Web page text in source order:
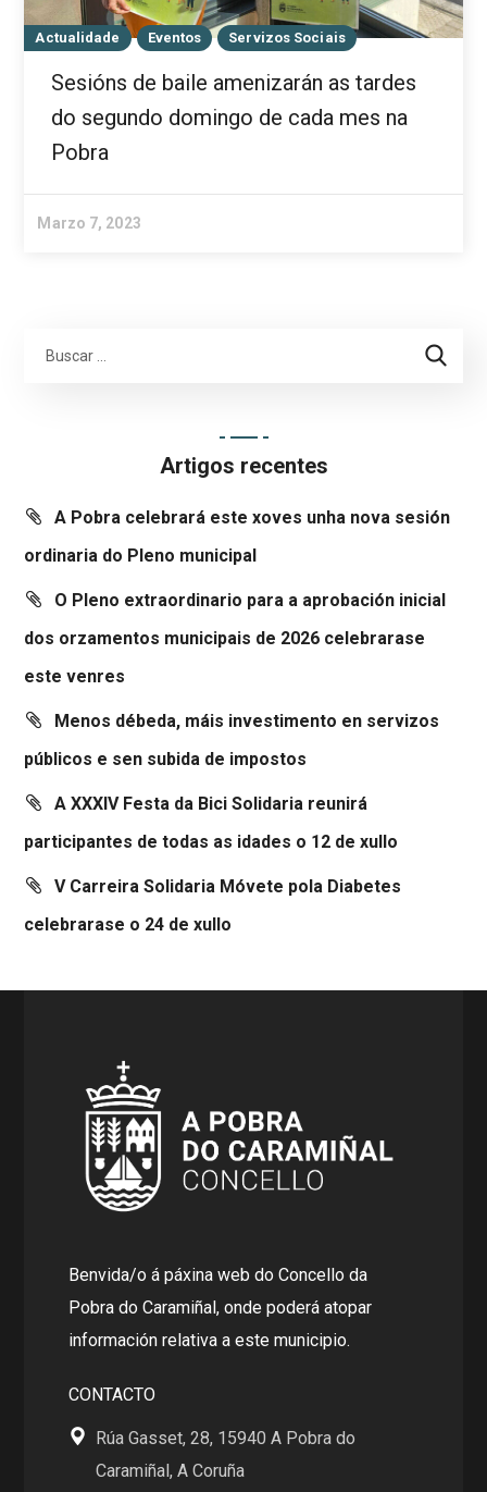
Actualidade Eventos Servizos Sociais
Sesións de baile amenizarán as tardes
do segundo domingo de cada mes na
Pobra
Marzo 7, 2023
Artigos recentes
A Pobra celebrará este xoves unha nova sesión
ordinaria do Pleno municipal
O Pleno extraordinario para a aprobación inicial
dos orzamentos municipais de 2026 celebrarase
este venres
Menos débeda, máis investimento en servizos
públicos e sen subida de impostos
A XXXIV Festa da Bici Solidaria reunirá
participantes de todas as idades o 12 de xullo
V Carreira Solidaria Móvete pola Diabetes
celebrarase o 24 de xullo
Benvida/o á páxina web do Concello da
Pobra do Caramiñal, onde poderá atopar
información relativa a este municipio.
CONTACTO
Rúa Gasset, 28, 15940 A Pobra do
Caramiñal, A Coruña